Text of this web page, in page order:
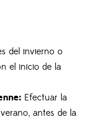
del invierno o
el inicio de la
Efectuar la
antes de la